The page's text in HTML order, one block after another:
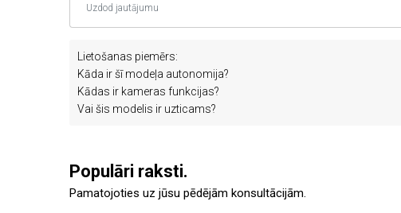
Lietošanas piemērs:
Kāda ir šī modeļa autonomija?
Kādas ir kameras funkcijas?
Vai šis modelis ir uzticams?
Populāri raksti.
Pamatojoties uz jūsu pēdējām konsultācijām.